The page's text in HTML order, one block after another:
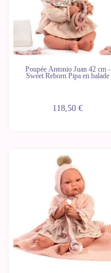
Poupée Antonio Juan 42 cm -
Sweet Reborn Pipa en balade
118,50 €